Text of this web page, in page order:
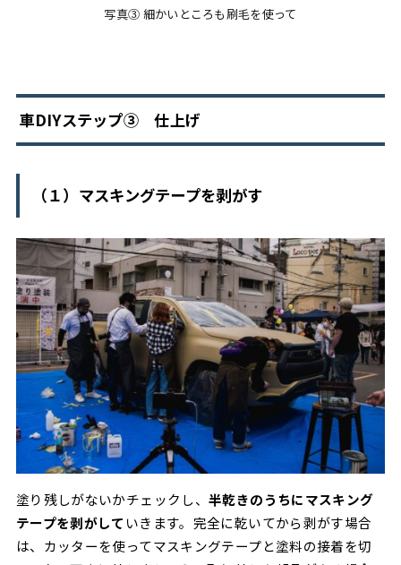
写真➂ 細かいところも刷毛を使って
車DIYステップ➂ 仕上げ
（１）マスキングテープを剥がす
塗り残しがないかチェックし、半乾きのうちにマスキング
テープを剥がして いきます。完全に乾いてから剥がす場合
は、カッターを使ってマスキングテープと塗料の接着を切